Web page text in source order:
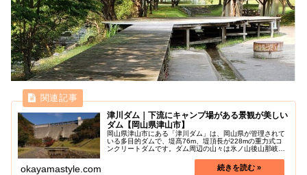
津川ダム｜下流にキャンプ場がある景観が美しい
ダム【岡山県津山市】
岡山県津山市にある「津川ダム」は、岡山県が管理されて
いる多目的ダムで、堤髙76m、堤頂長が228mの重力式コ
ンクリートダムです。ダム周辺の山々は氷ノ山後山那岐山
okayamastyle.com